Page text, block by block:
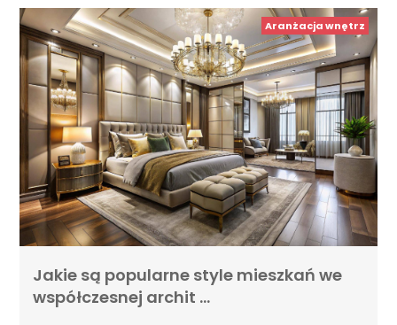
Aranżacja wnętrz
Jakie są popularne style mieszkań we
współczesnej archit …